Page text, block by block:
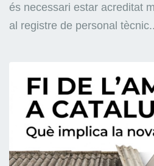
és necessari estar acreditat
al registre de personal